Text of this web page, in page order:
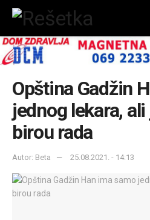
Opština Gadžin
jednog lekara,
birou rada
Autor: Beta 25.08.2021. - 14:13